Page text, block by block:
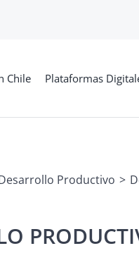
Chile Plataformas
Productivo